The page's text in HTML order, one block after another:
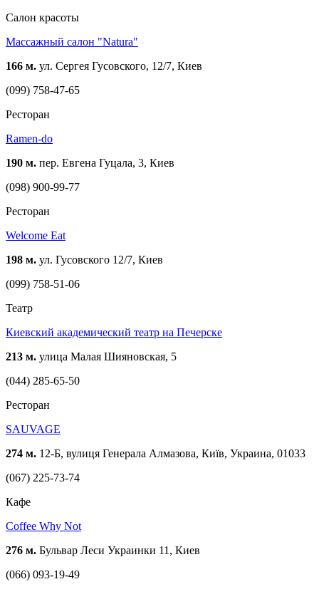
Cалон красоты
Массажный салон "Natura"
166 м. ул. Сергея Гусовского, 12/7, Киев
(099) 758-47-65
Ресторан
Ramen-do
190 м. пер. Евгена Гуцала, 3, Киев
(098) 900-99-77
Ресторан
Welcome Eat
198 м. ул. Гусовского 12/7, Киев
(099) 758-51-06
Театр
Киевский академический театр на Печерске
213 м. улица Малая Шияновская, 5
(044) 285-65-50
Ресторан
SAUVAGE
274 м. 12-Б, вулиця Генерала Алмазова, Київ, Украина, 01033
(067) 225-73-74
Кафе
Coffee Why Not
276 м. Бульвар Леси Украинки 11, Киев
(066) 093-19-49